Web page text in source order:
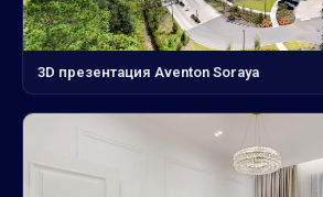
3D презентация Aventon Soraya